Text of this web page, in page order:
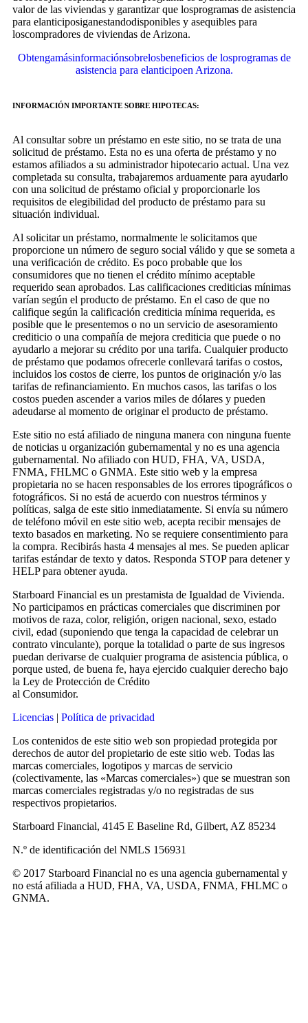
valor de las viviendas y garantizar que losprogramas de asistencia
para elanticiposiganestandodisponibles y asequibles para
loscompradores de viviendas de Arizona.
Obtengamásinformaciónsobrelosbeneficios de losprogramas de
asistencia para elanticipoen Arizona.
INFORMACIÓN IMPORTANTE SOBRE HIPOTECAS:
Al consultar sobre un préstamo en este sitio, no se trata de una
solicitud de préstamo. Esta no es una oferta de préstamo y no
estamos afiliados a su administrador hipotecario actual. Una vez
completada su consulta, trabajaremos arduamente para ayudarlo
con una solicitud de préstamo oficial y proporcionarle los
requisitos de elegibilidad del producto de préstamo para su
situación individual.
Al solicitar un préstamo, normalmente le solicitamos que
proporcione un número de seguro social válido y que se someta a
una verificación de crédito. Es poco probable que los
consumidores que no tienen el crédito mínimo aceptable
requerido sean aprobados. Las calificaciones crediticias mínimas
varían según el producto de préstamo. En el caso de que no
califique según la calificación crediticia mínima requerida, es
posible que le presentemos o no un servicio de asesoramiento
crediticio o una compañía de mejora crediticia que puede o no
ayudarlo a mejorar su crédito por una tarifa. Cualquier producto
de préstamo que podamos ofrecerle conllevará tarifas o costos,
incluidos los costos de cierre, los puntos de originación y/o las
tarifas de refinanciamiento. En muchos casos, las tarifas o los
costos pueden ascender a varios miles de dólares y pueden
adeudarse al momento de originar el producto de préstamo.
Este sitio no está afiliado de ninguna manera con ninguna fuente
de noticias u organización gubernamental y no es una agencia
gubernamental. No afiliado con HUD, FHA, VA, USDA,
FNMA, FHLMC o GNMA. Este sitio web y la empresa
propietaria no se hacen responsables de los errores tipográficos o
fotográficos. Si no está de acuerdo con nuestros términos y
políticas, salga de este sitio inmediatamente. Si envía su número
de teléfono móvil en este sitio web, acepta recibir mensajes de
texto basados en marketing. No se requiere consentimiento para
la compra. Recibirás hasta 4 mensajes al mes. Se pueden aplicar
tarifas estándar de texto y datos. Responda STOP para detener y
HELP para obtener ayuda.
Starboard Financial es un prestamista de Igualdad de Vivienda.
No participamos en prácticas comerciales que discriminen por
motivos de raza, color, religión, origen nacional, sexo, estado
civil, edad (suponiendo que tenga la capacidad de celebrar un
contrato vinculante), porque la totalidad o parte de sus ingresos
puedan derivarse de cualquier programa de asistencia pública, o
porque usted, de buena fe, haya ejercido cualquier derecho bajo
la Ley de Protección de Crédito
al Consumidor.
Licencias | Política de privacidad
Los contenidos de este sitio web son propiedad protegida por
derechos de autor del propietario de este sitio web. Todas las
marcas comerciales, logotipos y marcas de servicio
(colectivamente, las «Marcas comerciales») que se muestran son
marcas comerciales registradas y/o no registradas de sus
respectivos propietarios.
Starboard Financial, 4145 E Baseline Rd, Gilbert, AZ 85234
N.º de identificación del NMLS 156931
© 2017 Starboard Financial no es una agencia gubernamental y
no está afiliada a HUD, FHA, VA, USDA, FNMA, FHLMC o
GNMA.